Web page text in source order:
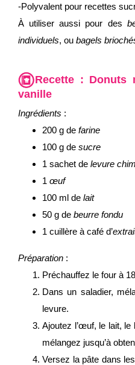
-Polyvalent pour recettes
À utiliser aussi pour des
individuels, ou bagels
Recette : Donuts
vanille
Ingrédients :
200 g de farine
100 g de sucre
1 sachet de levure
1 œuf
100 ml de lait
50 g de beurre fondu
1 cuillère à café d’
Préparation :
Préchauffez le four à
Dans un saladier,
levure.
Ajoutez l’œuf, le lait, le
mélangez jusqu’à
Versez la pâte dans